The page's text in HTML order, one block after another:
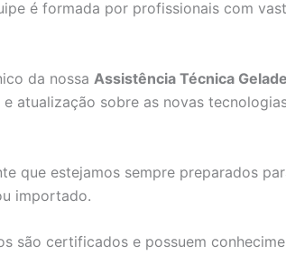
é formada por profissionais com
da nossa Assistência Técnica
atualização sobre as novas
que estejamos sempre preparados
importado.
são certificados e possuem